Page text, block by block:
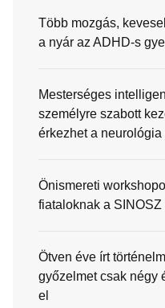
Több mozgás,
a nyár az ADHD-s
Mesterséges
személyre szabott
érkezhet a neurológia
Önismereti
fiataloknak a SINOSZ
Ötven éve írt
győzelmet csak négy
el